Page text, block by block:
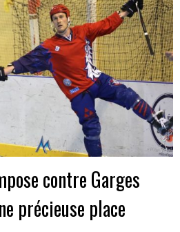
contre Garges
précieuse place